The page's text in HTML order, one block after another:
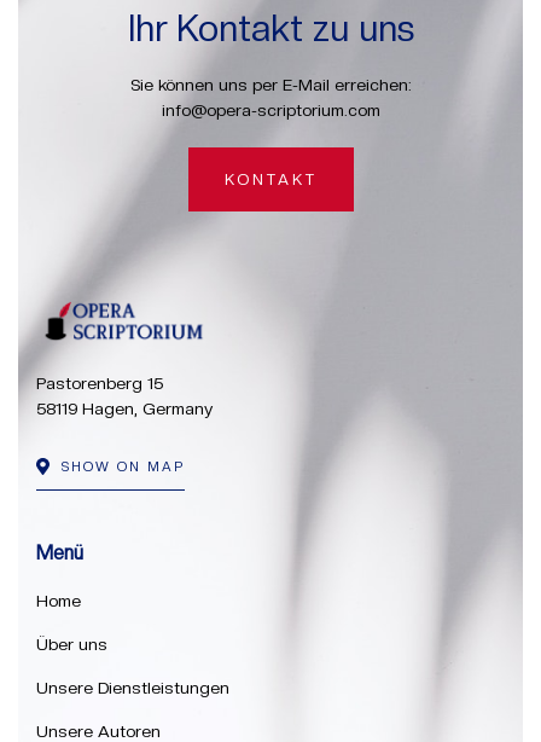
Ihr Kontakt zu uns
Sie können uns per E-Mail erreichen:
info@opera-scriptorium.com
KONTAKT
Pastorenberg 15
58119 Hagen, Germany
SHOW ON MAP
Menü
Home
Über uns
Unsere Dienstleistungen
Unsere Autoren